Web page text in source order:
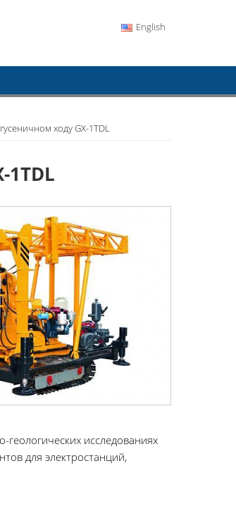
English
ходу GX-1TDL
1TDL
исследованиях
для электростанций,